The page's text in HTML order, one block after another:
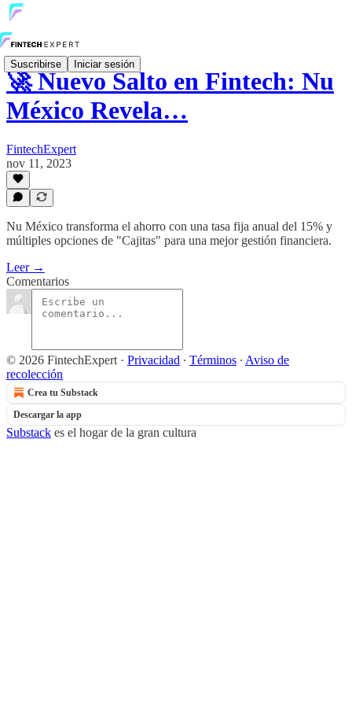
Suscribirse Iniciar sesión
🚀 Nuevo Salto en Fintech: Nu
México Revela…
FintechExpert
nov 11, 2023
Nu México transforma el ahorro con una tasa fija anual del 15% y
múltiples opciones de "Cajitas" para una mejor gestión financiera.
Leer →
Comentarios
© 2026 FintechExpert · Privacidad ∙ Términos ∙ Aviso de
recolección
Crea tu Substack
Descargar la app
Substack es el hogar de la gran cultura